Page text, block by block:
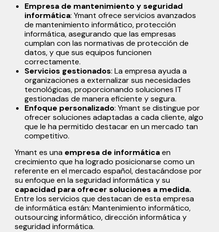
Empresa de mantenimiento y seguridad
informática: Ymant ofrece servicios avanzados
de mantenimiento informático, protección
informática, asegurando que las empresas
cumplan con las normativas de protección de
datos, y que sus equipos funcionen
correctamente.
Servicios gestionados: La empresa ayuda a
organizaciones a externalizar sus necesidades
tecnológicas, proporcionando soluciones IT
gestionadas de manera eficiente y segura.
Enfoque personalizado: Ymant se distingue por
ofrecer soluciones adaptadas a cada cliente, algo
que le ha permitido destacar en un mercado tan
competitivo.
Ymant es una empresa de informáticaen
crecimiento que ha logrado posicionarse como un
referente en el mercado español, destacándose por
su enfoque en la seguridad informática y su
capacidad para ofrecer soluciones a medida.
Entre los servicios que destacan de esta empresa
de informática están: Mantenimiento informático,
outsourcing informático,dirección informática y
seguridad informática.